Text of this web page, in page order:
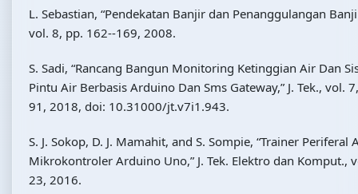
L. Sebastian, “Pendekatan Banjir dan Penanggulangan
vol. 8, pp. 162--169, 2008.
S. Sadi, “Rancang Bangun Monitoring Ketinggian Air Dan
Pintu Air Berbasis Arduino Dan Sms Gateway,” J. Tek., vol.
91, 2018, doi: 10.31000/jt.v7i1.943.
S. J. Sokop, D. J. Mamahit, and S. Sompie, “Trainer
Mikrokontroler Arduino Uno,” J. Tek. Elektro dan Komput.,
23, 2016.